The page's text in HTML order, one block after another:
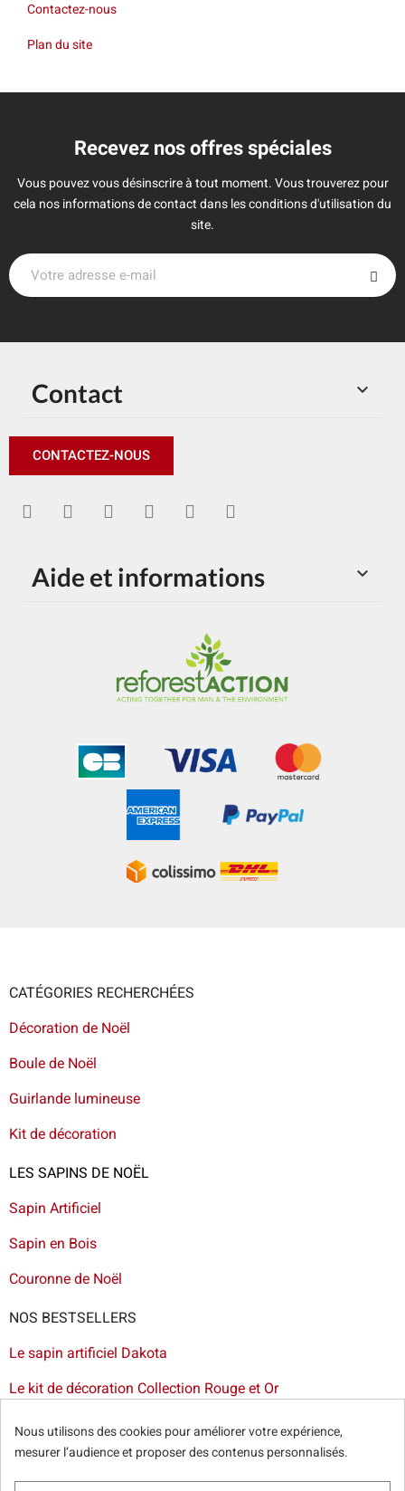
Contactez-nous
Plan du site
Recevez nos offres spéciales
Vous pouvez vous désinscrire à tout moment. Vous trouverez pour
cela nos informations de contact dans les conditions d'utilisation du
site.

Contact
CONTACTEZ-NOUS

Aide et informations
CATÉGORIES RECHERCHÉES
Décoration de Noël
Boule de Noël
Guirlande lumineuse
Kit de décoration
LES SAPINS DE NOËL
Sapin Artificiel
Sapin en Bois
Couronne de Noël
NOS BESTSELLERS
Le sapin artificiel Dakota
Le kit de décoration Collection Rouge et Or
Le sapin artificiel floqué blanc
Le sapin artificiel Bogota
Nous utilisons des cookies pour améliorer votre expérience,
mesurer l’audience et proposer des contenus personnalisés.